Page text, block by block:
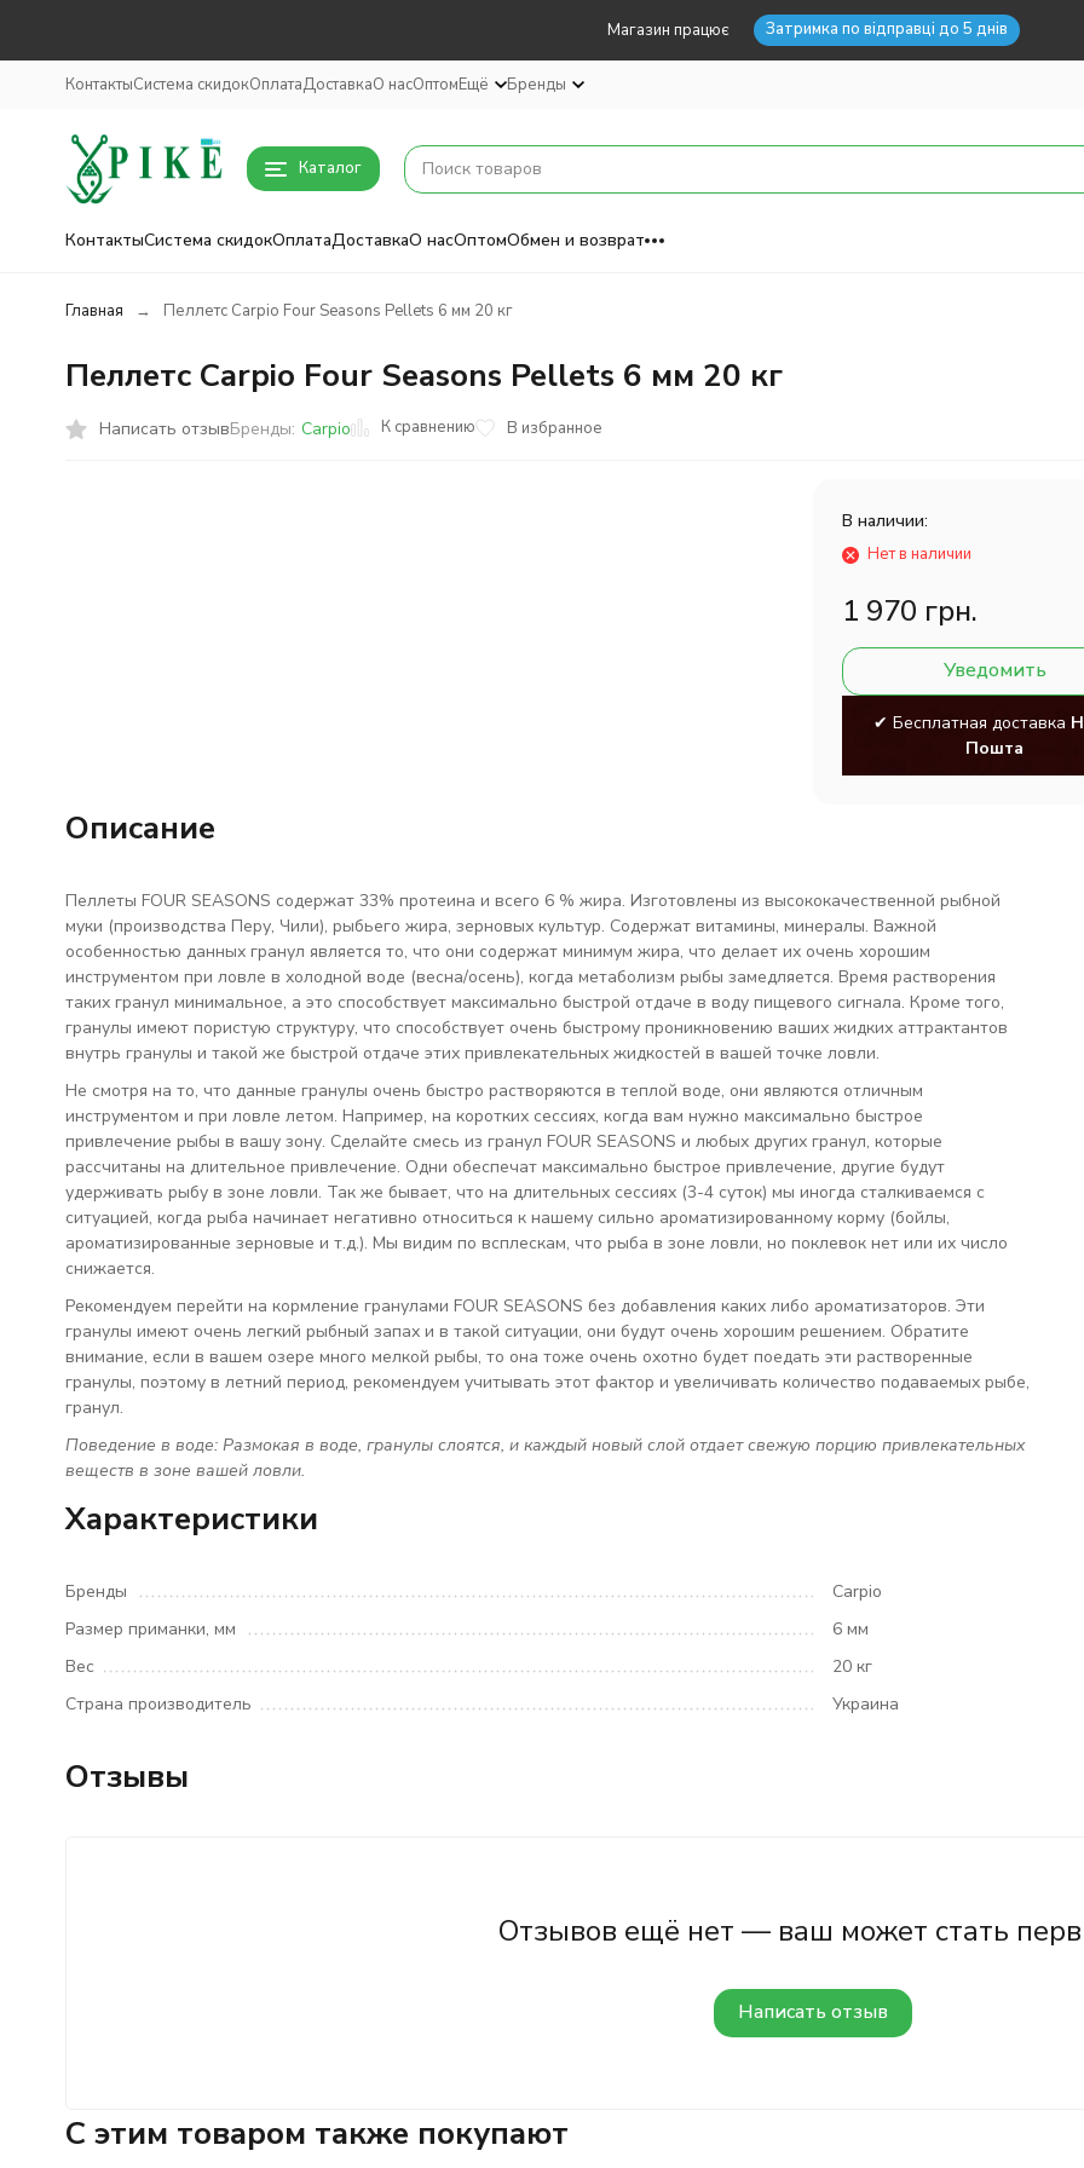
Магазин працює Затримка по відправці до 5 днів
КонтактыСистема скидокОплатаДоставкаО насОптомЕщё Бренды
Каталог
КонтактыСистема скидокОплатаДоставкаО насОптомОбмен и возврат
Главная Пеллетс Carpio Four Seasons Pellets 6 мм 20 кг
Пеллетс Carpio Four Seasons Pellets 6 мм 20 кг
Написать отзывБренды: Carpio К сравнению В избранное
В наличии:
Нет в наличии
1 970 грн.
Уведомить
✔ Бесплатная доставка
Пошта
Описание
Пеллеты FOUR SEASONS содержат 33% протеина и всего 6 % жира. Изготовлены из высококачественной рыбной
муки (производства Перу, Чили), рыбьего жира, зерновых культур. Содержат витамины, минералы. Важной
особенностью данных гранул является то, что они содержат минимум жира, что делает их очень хорошим
инструментом при ловле в холодной воде (весна/осень), когда метаболизм рыбы замедляется. Время растворения
таких гранул минимальное, а это способствует максимально быстрой отдаче в воду пищевого сигнала. Кроме того,
гранулы имеют пористую структуру, что способствует очень быстрому проникновению ваших жидких аттрактантов
внутрь гранулы и такой же быстрой отдаче этих привлекательных жидкостей в вашей точке ловли.
Не смотря на то, что данные гранулы очень быстро растворяются в теплой воде, они являются отличным
инструментом и при ловле летом. Например, на коротких сессиях, когда вам нужно максимально быстрое
привлечение рыбы в вашу зону. Сделайте смесь из гранул FOUR SEASONS и любых других гранул, которые
рассчитаны на длительное привлечение. Одни обеспечат максимально быстрое привлечение, другие будут
удерживать рыбу в зоне ловли. Так же бывает, что на длительных сессиях (3-4 суток) мы иногда сталкиваемся с
ситуацией, когда рыба начинает негативно относиться к нашему сильно ароматизированному корму (бойлы,
ароматизированные зерновые и т.д.). Мы видим по всплескам, что рыба в зоне ловли, но поклевок нет или их число
снижается.
Рекомендуем перейти на кормление гранулами FOUR SEASONS без добавления каких либо ароматизаторов. Эти
гранулы имеют очень легкий рыбный запах и в такой ситуации, они будут очень хорошим решением. Обратите
внимание, если в вашем озере много мелкой рыбы, то она тоже очень охотно будет поедать эти растворенные
гранулы, поэтому в летний период, рекомендуем учитывать этот фактор и увеличивать количество подаваемых рыбе,
гранул.
Поведение в воде: Размокая в воде, гранулы слоятся, и каждый новый слой отдает свежую порцию привлекательных
веществ в зоне вашей ловли.
Характеристики
Бренды
Carpio
Размер приманки, мм
6 мм
Вес
20 кг
Страна производитель
Украина
Отзывы
Отзывов ещё нет — ваш может стать
Написать отзыв
C этим товаром также покупают